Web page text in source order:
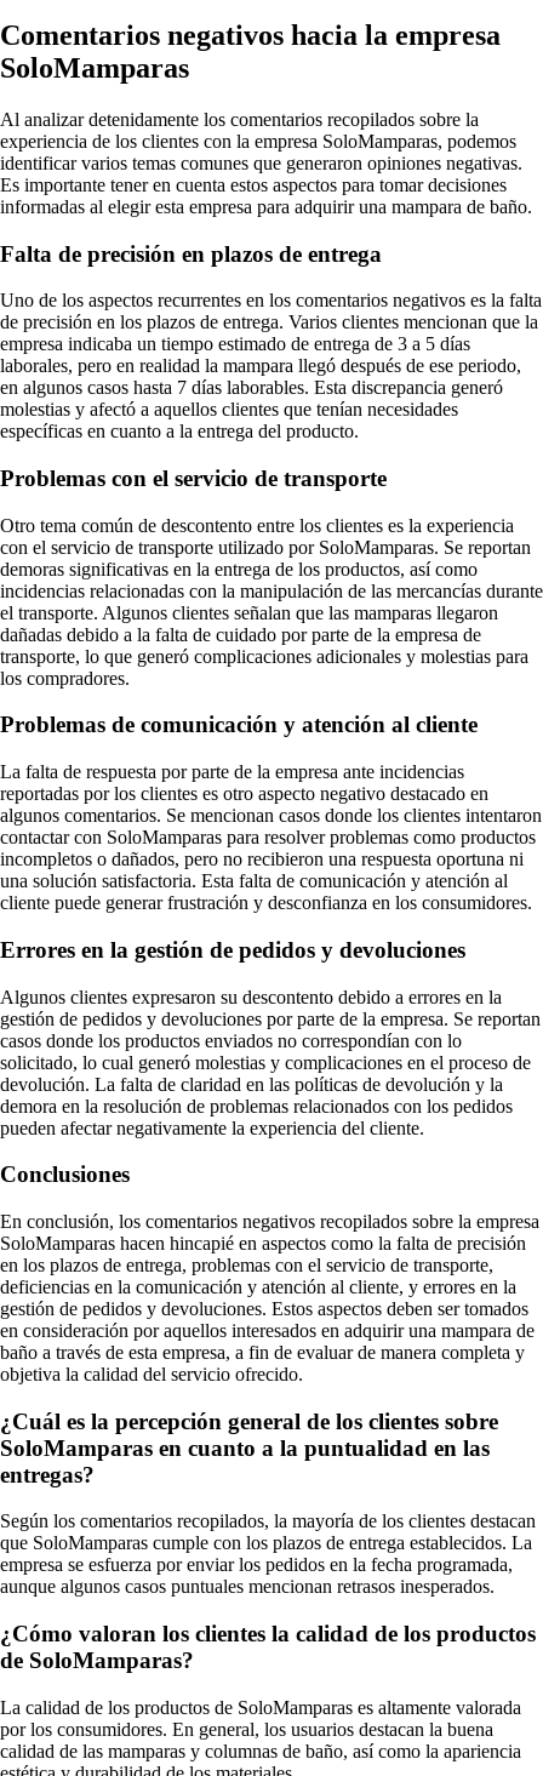
Comentarios negativos hacia la empresa
SoloMamparas
Al analizar detenidamente los comentarios recopilados sobre la
experiencia de los clientes con la empresa SoloMamparas, podemos
identificar varios temas comunes que generaron opiniones negativas.
Es importante tener en cuenta estos aspectos para tomar decisiones
informadas al elegir esta empresa para adquirir una mampara de baño.
Falta de precisión en plazos de entrega
Uno de los aspectos recurrentes en los comentarios negativos es la falta
de precisión en los plazos de entrega. Varios clientes mencionan que la
empresa indicaba un tiempo estimado de entrega de 3 a 5 días
laborales, pero en realidad la mampara llegó después de ese periodo,
en algunos casos hasta 7 días laborables. Esta discrepancia generó
molestias y afectó a aquellos clientes que tenían necesidades
específicas en cuanto a la entrega del producto.
Problemas con el servicio de transporte
Otro tema común de descontento entre los clientes es la experiencia
con el servicio de transporte utilizado por SoloMamparas. Se reportan
demoras significativas en la entrega de los productos, así como
incidencias relacionadas con la manipulación de las mercancías durante
el transporte. Algunos clientes señalan que las mamparas llegaron
dañadas debido a la falta de cuidado por parte de la empresa de
transporte, lo que generó complicaciones adicionales y molestias para
los compradores.
Problemas de comunicación y atención al cliente
La falta de respuesta por parte de la empresa ante incidencias
reportadas por los clientes es otro aspecto negativo destacado en
algunos comentarios. Se mencionan casos donde los clientes intentaron
contactar con SoloMamparas para resolver problemas como productos
incompletos o dañados, pero no recibieron una respuesta oportuna ni
una solución satisfactoria. Esta falta de comunicación y atención al
cliente puede generar frustración y desconfianza en los consumidores.
Errores en la gestión de pedidos y devoluciones
Algunos clientes expresaron su descontento debido a errores en la
gestión de pedidos y devoluciones por parte de la empresa. Se reportan
casos donde los productos enviados no correspondían con lo
solicitado, lo cual generó molestias y complicaciones en el proceso de
devolución. La falta de claridad en las políticas de devolución y la
demora en la resolución de problemas relacionados con los pedidos
pueden afectar negativamente la experiencia del cliente.
Conclusiones
En conclusión, los comentarios negativos recopilados sobre la empresa
SoloMamparas hacen hincapié en aspectos como la falta de precisión
en los plazos de entrega, problemas con el servicio de transporte,
deficiencias en la comunicación y atención al cliente, y errores en la
gestión de pedidos y devoluciones. Estos aspectos deben ser tomados
en consideración por aquellos interesados en adquirir una mampara de
baño a través de esta empresa, a fin de evaluar de manera completa y
objetiva la calidad del servicio ofrecido.
¿Cuál es la percepción general de los clientes sobre
SoloMamparas en cuanto a la puntualidad en las
entregas?
Según los comentarios recopilados, la mayoría de los clientes destacan
que SoloMamparas cumple con los plazos de entrega establecidos. La
empresa se esfuerza por enviar los pedidos en la fecha programada,
aunque algunos casos puntuales mencionan retrasos inesperados.
¿Cómo valoran los clientes la calidad de los productos
de SoloMamparas?
La calidad de los productos de SoloMamparas es altamente valorada
por los consumidores. En general, los usuarios destacan la buena
calidad de las mamparas y columnas de baño, así como la apariencia